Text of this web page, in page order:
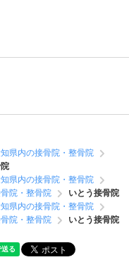
県内の接骨院・整骨院
県内の接骨院・整骨院
院・整骨院
いとう接骨院
県内の接骨院・整骨院
院・整骨院 いとう接骨院